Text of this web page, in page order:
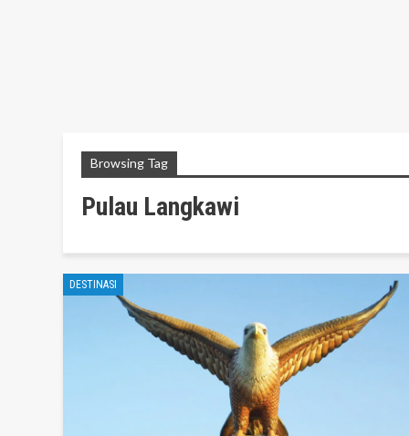
Browsing Tag
Pulau Langkawi
DESTINASI